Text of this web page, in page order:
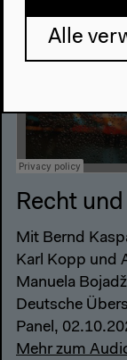
Recht
Mit Bernd
Karl Kopp und
Manuela
Deutsche
Panel,
Mehr zum
Alle